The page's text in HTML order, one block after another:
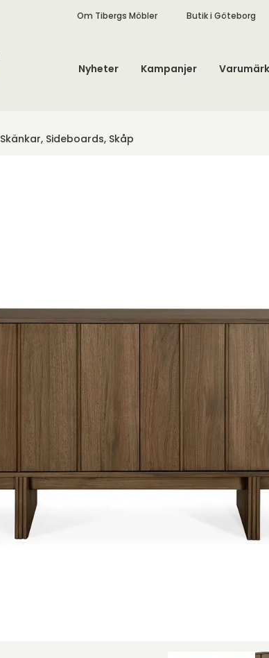
Om Tibergs Möbler Butik i Göteborg
Nyheter Kampanjer
Skänkar, Sideboards, Skåp